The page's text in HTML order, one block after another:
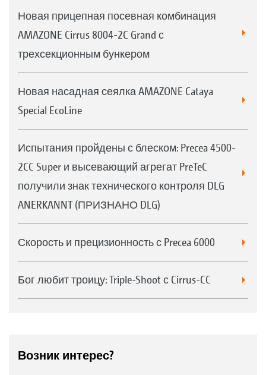
Новая прицепная посевная комбинация
AMAZONE Cirrus 8004-2C Grand с
трехсекционным бункером
Новая насадная сеялка AMAZONE Cataya
Special EcoLine
Испытания пройдены с блеском: Precea 4500-
2CC Super и высевающий агрегат PreTeC
получили знак технического контроля DLG
ANERKANNT (ПРИЗНАНО DLG)
Скорость и прецизионность с Precea 6000
Бог любит троицу: Triple-Shoot с Cirrus-CC
Возник интерес?